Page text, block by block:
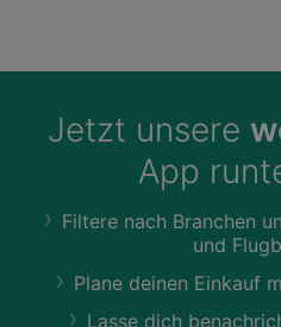
Jetzt unsere
App
Filtere nach Branchen
und
Plane deinen Einkauf
Lasse dich